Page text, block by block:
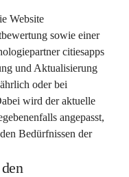
Website
sowie einer
citiesapps
und Aktualisierung
oder bei
wird der aktuelle
angepasst,
Bedürfnissen der